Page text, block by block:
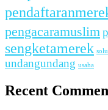
pengacaramuslim
sengketamerek
undangundang usaha
Recent